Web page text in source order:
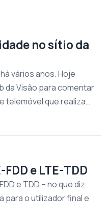
no sítio da
vários anos. Hoje
da Visão para comentar
telemóvel que realiza…
e LTE-TDD
e TDD – no que diz
para o utilizador final e